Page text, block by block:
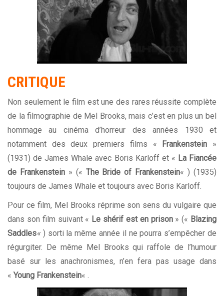
CRITIQUE
Non seulement le film est une des rares réussite complète
de la filmographie de Mel Brooks, mais c’est en plus un bel
hommage au cinéma d’horreur des années 1930 et
notamment des deux premiers films «
Frankenstein »
(1931) de James Whale avec Boris Karloff et « La Fiancée
de Frankenstein» (« The Bride of Frankenstein« ) (1935)
toujours de James Whale et toujours avec Boris Karloff.
Pour ce film, Mel Brooks réprime son sens du vulgaire que
dans son film suivant « Le shérif est en prison» (« Blazing
Saddles« ) sorti la même année il ne pourra s’empêcher de
régurgiter. De même Mel Brooks qui raffole de l’humour
basé sur les anachronismes, n’en fera pas usage dans
« Young Frankenstein« .